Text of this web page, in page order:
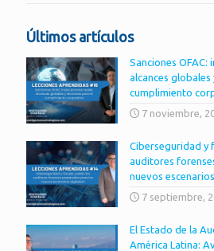
Últimos artículos
Sanciones OFAC:
alcances globales
cumplimiento
7 noviembre,
Ciberseguridad y
auditores
nuevos
7 septiembre,
El Estado de la
América Latina: